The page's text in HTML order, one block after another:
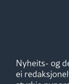
Nyheits- og
ei